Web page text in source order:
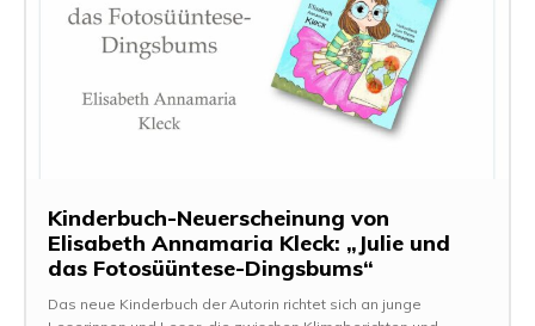
Kinderbuch-Neuerscheinung von
Elisabeth Annamaria Kleck: „Julie und
das Fotosüüntese-Dingsbums“
Das neue Kinderbuch der Autorin richtet sich an junge